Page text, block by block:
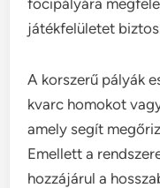
focipályára
játékfelületet
A korszerű pályák
kvarc homokot
amely segít
Emellett a
hozzájárul a